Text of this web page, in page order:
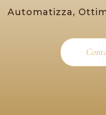
Automatizza,